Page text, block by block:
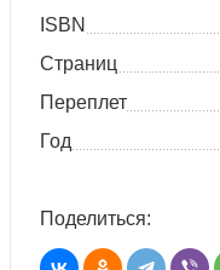
ISBN
Страниц
Переплет
Год
Поделиться: